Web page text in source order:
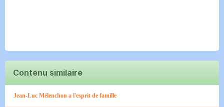
Contenu similaire
Jean-Luc Mélenchon a l'esprit de famille